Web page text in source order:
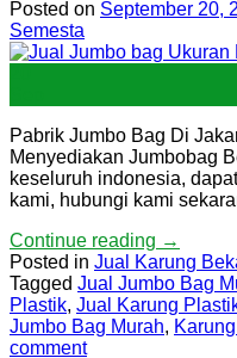
Posted on September 20,
Semesta
Pabrik Jumbo Bag Di
Menyediakan Jumbobag
keseluruh indonesia,
kami, hubungi kami
Continue reading →
Posted in Jual Karung
Tagged Jual Jumbo Bag
Plastik, Jual Karung
Jumbo Bag Murah,
comment